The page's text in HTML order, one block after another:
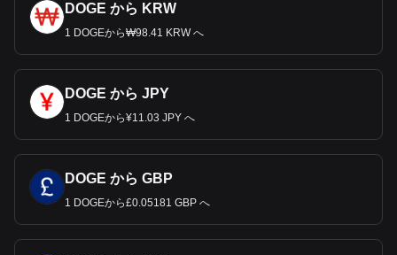
DOGE から KRW
1 DOGEから₩98.41 KRW へ
DOGE から JPY
1 DOGEから¥11.03 JPY へ
DOGE から GBP
1 DOGEから£0.05181 GBP へ